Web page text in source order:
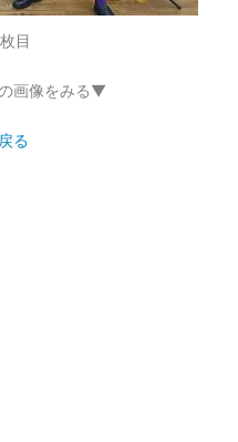
目
画像をみる▼
る